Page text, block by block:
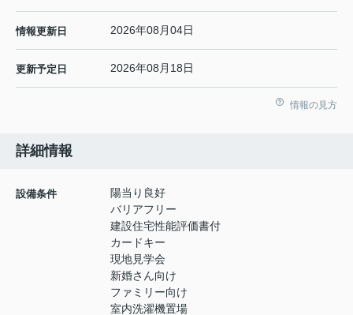
情報更新日 2026年08月04日
更新予定日 2026年08月18日
情報の見方
詳細情報
設備条件
陽当り良好
バリアフリー
建設住宅性能評価書付
カードキー
現地見学会
新婚さん向け
ファミリー向け
室内洗濯機置場